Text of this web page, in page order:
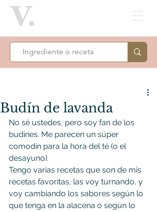
Budín de lavanda
No sé ustedes, pero soy fan de los
budines. Me parecen un súper
comodín para la hora del té (o el
desayuno).
Tengo varias recetas que son de mis
recetas favoritas, las voy turnando, y
voy cambiando los sabores según lo
que tenga en la alacena o según lo